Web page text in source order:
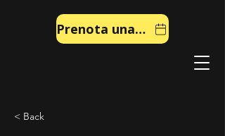
Prenota una chiamata
< Back